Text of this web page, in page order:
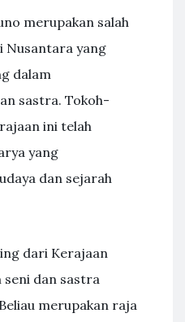
merupakan salah
Nusantara yang
dalam
sastra. Tokoh-
ini telah
yang
dan sejarah
dari Kerajaan
dan sastra
merupakan raja